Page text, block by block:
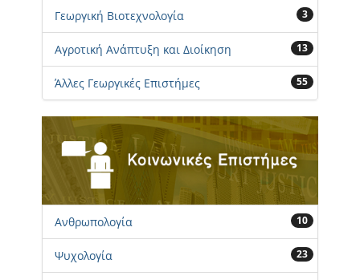
Γεωργική Βιοτεχνολογία 3
Αγροτική Ανάπτυξη και Διοίκηση 13
Άλλες Γεωργικές Επιστήμες 55
Ανθρωπολογία 10
Ψυχολογία 23